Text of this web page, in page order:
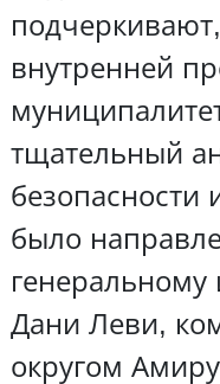
внутренней
тщательный
было
генеральному
Дани Леви,
округом